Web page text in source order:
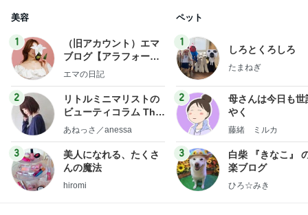
美容
1
（旧アカウント）エマ
ブログ【アラフォー会
社売却セカンドライ
エマの日記
2
リトルミニマリストの
ビューティコラム The
little minimalist's bea
uty colum
あねっさ／anessa
3
美人になれる、たくさ
んの魔法
hiromi
ペット
1
しろとくろしろ
たまねぎ
2
母さんは今日も世
やく
藤緒 ミルカ
3
白柴 『きなこ』
楽ブログ
ひろ☆みき